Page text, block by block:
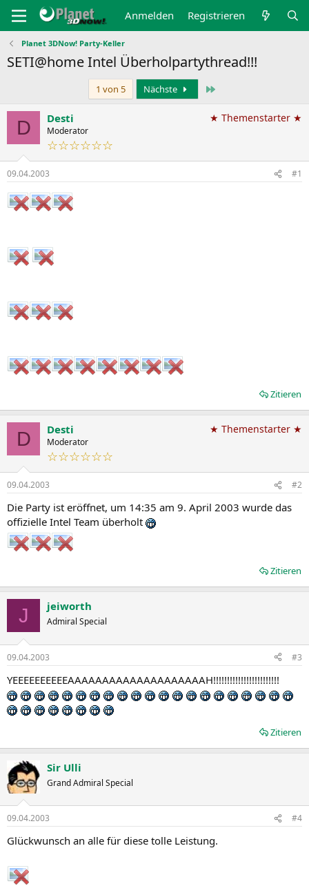
Anmelden Registrieren
Planet 3DNow! Party-Keller
SETI@home Intel Überholpartythread!!!
1 von 5 Nächste
D Desti
Moderator
☆☆☆☆☆☆
★ Themenstarter ★
09.04.2003 #1
Zitieren
D Desti
Moderator
☆☆☆☆☆☆
★ Themenstarter ★
09.04.2003 #2
Die Party ist eröffnet, um 14:35 am 9. April 2003 wurde das
offizielle Intel Team überholt
Zitieren
J jeiworth
Admiral Special
09.04.2003 #3
YEEEEEEEEEEAAAAAAAAAAAAAAAAAAAAH!!!!!!!!!!!!!!!!!!!!!!!!
Zitieren
Sir Ulli
Grand Admiral Special
09.04.2003 #4
Glückwunsch an alle für diese tolle Leistung.